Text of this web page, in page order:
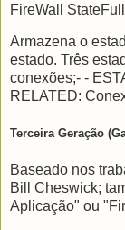
FireWall
Armazena o
estado. Três
conexões;- -
RELATED:
Terceira Geração
Baseado nos
Bill Cheswick;
Aplicação" ou